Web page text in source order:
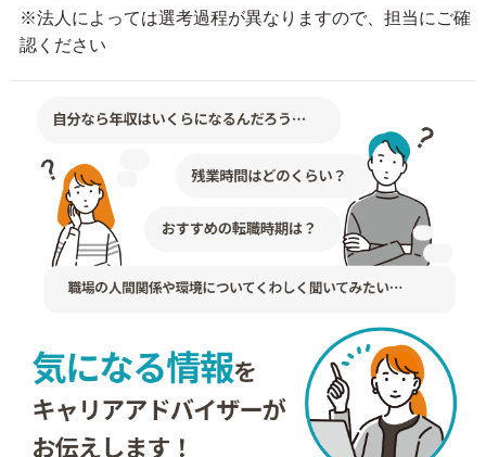
※法人によっては選考過程が異なりますので、担当にご確
認ください